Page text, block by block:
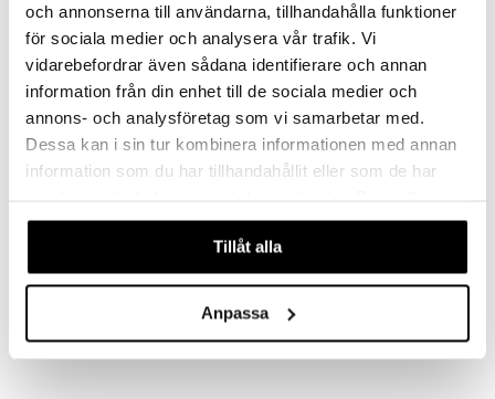
och annonserna till användarna, tillhandahålla funktioner
för sociala medier och analysera vår trafik. Vi
vidarebefordrar även sådana identifierare och annan
information från din enhet till de sociala medier och
annons- och analysföretag som vi samarbetar med.
Dessa kan i sin tur kombinera informationen med annan
information som du har tillhandahållit eller som de har
våra cookies vid fortsatt användande av vår webbplats.
Tillåt alla
Anpassa
ROBERT WELCH
Kokkiveitsi Ideal
LION SABATIER
Seuraa